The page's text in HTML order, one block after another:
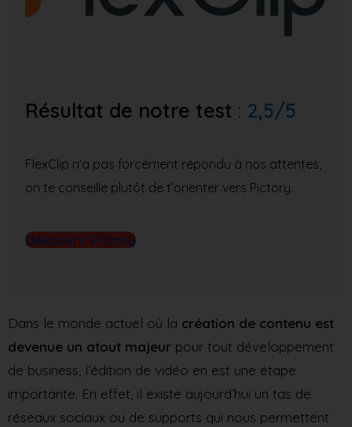
Résultat de notre test : 2,5/5
FlexClip n’a pas forcément répondu à nos attentes,
on te conseille plutôt de t’orienter vers Pictory.
Découvrir Pictory
Dans le monde actuel où la création de contenu est
devenue un atout majeur pour tout développement
de business, l’édition de vidéo en est une étape
importante. En effet, il existe aujourd’hui un tas de
réseaux sociaux ou de supports qui nous permettent